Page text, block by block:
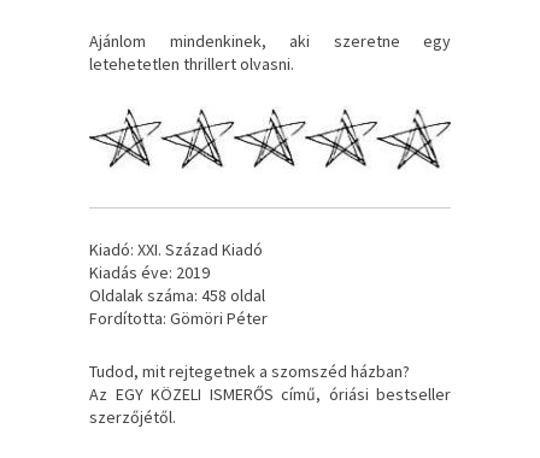
Ajánlom mindenkinek, aki szeretne egy
letehetetlen thrillert olvasni.
Kiadó: XXI. Század Kiadó
Kiadás éve: 2019
Oldalak száma: 458 oldal
Fordította: Gömöri Péter
Tudod, ​mit rejtegetnek a szomszéd házban?
Az EGY KÖZELI ISMERŐS című, óriási bestseller
szerzőjétől.